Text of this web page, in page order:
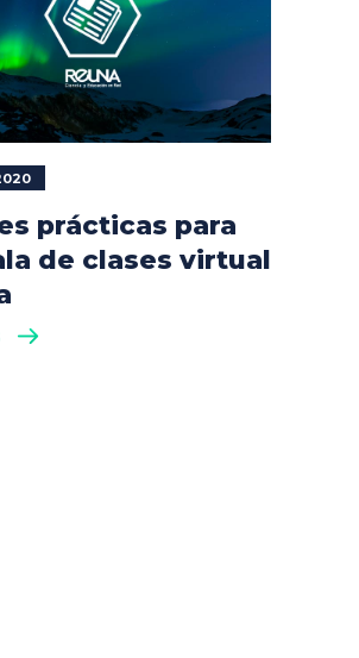
prácticas para
de clases virtual